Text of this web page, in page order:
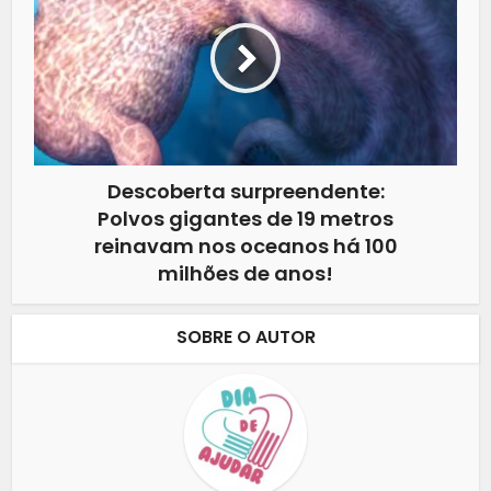
Descoberta surpreendente:
Polvos gigantes de 19 metros
reinavam nos oceanos há 100
milhões de anos!
SOBRE O AUTOR